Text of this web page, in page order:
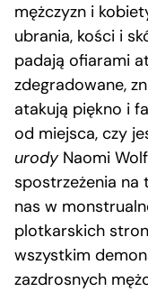
mężczyzn i
ubrania, kości i
padają ofiarami
zdegradowane,
atakują piękno i
od miejsca, czy
urodyNaomi
spostrzeżenia na
nas w
plotkarskich
wszystkim
zazdrosnych